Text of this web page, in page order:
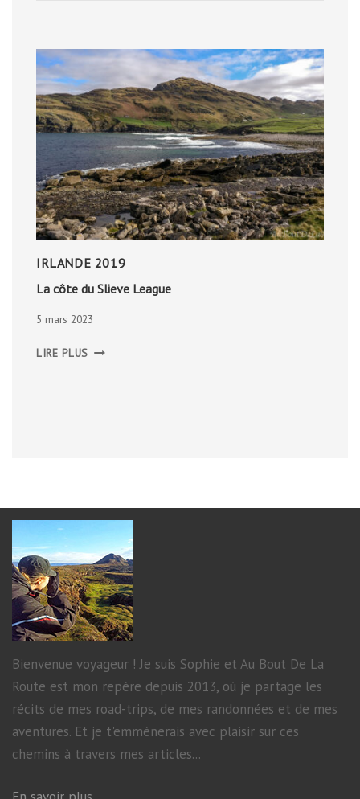
IRLANDE 2019
La côte du Slieve League
5 mars 2023
LIRE PLUS CÔTE
Bienvenue voyageur ! Je suis Sophie et Au Bout De La
Route est mon repère depuis 2013, où je partage les
récits de mes road-trips, de mes randonnées et de mes
aventures. Et je t'emmènerais avec plaisir sur ces
chemins à travers mes articles...